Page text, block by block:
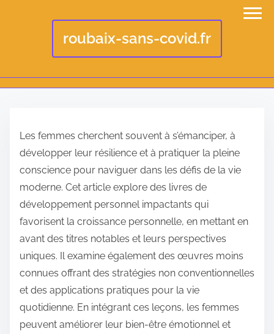
roubaix-sans-covid.fr
Les femmes cherchent souvent à s’émanciper, à
développer leur résilience et à pratiquer la pleine
conscience pour naviguer dans les défis de la vie
moderne. Cet article explore des livres de
développement personnel impactants qui
favorisent la croissance personnelle, en mettant en
avant des titres notables et leurs perspectives
uniques. Il examine également des œuvres moins
connues offrant des stratégies non conventionnelles
et des applications pratiques pour la vie
quotidienne. En intégrant ces leçons, les femmes
peuvent améliorer leur bien-être émotionnel et